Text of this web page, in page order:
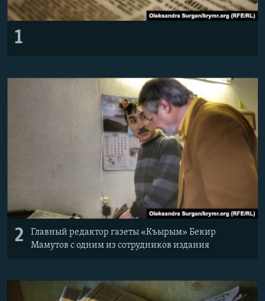
1
2
Главный редактор газеты «Къырым» Бекир
Мамутов с одним из сотрудников издания